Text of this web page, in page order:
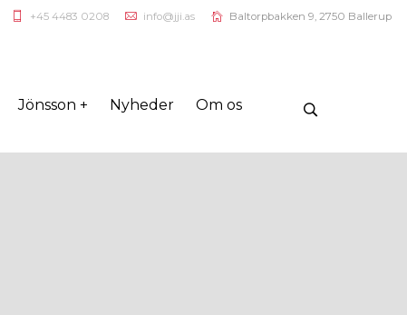
+45 4483 0208 info@jji.as Baltorpbakken 9, 2750 Ballerup
Jönsson + Nyheder Om os